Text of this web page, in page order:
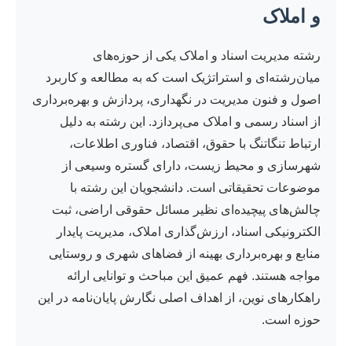
و املاک
رشته مدیریت اسناد و املاک یکی از حوزه‌های
میان‌رشته‌ای و استراتژیک است که به مطالعه و کاربرد
اصول و فنون مدیریت در نگهداری، پردازش و بهره‌برداری
از اسناد رسمی و املاک می‌پردازد. این رشته به دلیل
ارتباط تنگاتنگ با حقوق، اقتصاد، فناوری اطلاعات،
شهرسازی و محیط زیست، دارای گستره وسیعی از
موضوعات تحقیقاتی است. دانشجویان این رشته با
چالش‌های پیچیده‌ای نظیر مسائل حقوقی اراضی، ثبت
الکترونیکی اسناد، ارزش‌گذاری املاک، مدیریت پایدار
منابع و بهره‌برداری بهینه از فضاهای شهری و روستایی
مواجه هستند. فهم عمیق این مباحث و توانایی ارائه
راهکارهای نوین، از اهداف اصلی نگارش پایان‌نامه در این
حوزه است.